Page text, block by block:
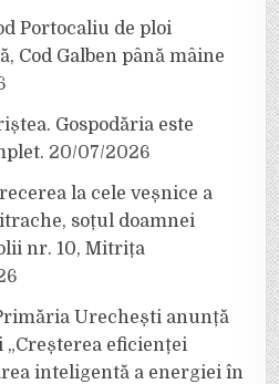
Portocaliu de ploi
Cod Galben până mâine
Gospodăria este
20/07/2026
la cele veșnice a
soțul doamnei
nr. 10, Mitrița
Urechești anunță
eficienței
inteligentă a energiei în